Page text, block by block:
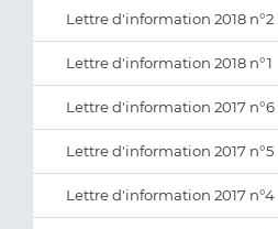
Lettre d'information 2018 n°2
Lettre d'information 2018 n°1
Lettre d'information 2017 n°6
Lettre d'information 2017 n°5
Lettre d'information 2017 n°4